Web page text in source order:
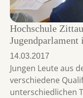
Hochschule
14.03.2017
Jungen Leute aus
verschiedene
unterschiedlichen